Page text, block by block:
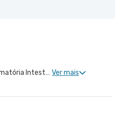
Nutrição Pediátrica, Nutrição Para Doença Inflamatória Intestinal, Nutricionista Para Cirurgia Bariátrica Ver mais